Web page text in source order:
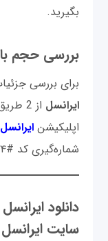
بگیرید.
​بررسی حجم
برای بررسی
ایرانسل از 2 طریق می‌توانید اقدام کنید:
اپلیکیشن ایرانسل
شماره‌گیری کد #۴*۱*۵۵۵*
دانلود
سایت ایرانسل